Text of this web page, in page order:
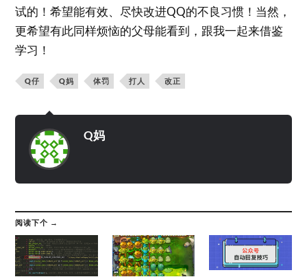
试的！希望能有效、尽快改进QQ的不良习惯！当然，
更希望有此同样烦恼的父母能看到，跟我一起来借鉴
学习！
Q仔 Q妈 体罚 打人 改正
Q妈
阅读下个 →